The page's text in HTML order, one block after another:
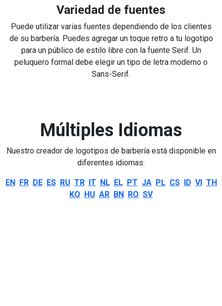
Variedad de fuentes
Puede utilizar varias fuentes dependiendo de los clientes
de su barbería. Puedes agregar un toque retro a tu logotipo
para un público de estilo libre con la fuente Serif. Un
peluquero formal debe elegir un tipo de letra moderno o
Sans-Serif.
Múltiples Idiomas
Nuestro creador de logotipos de barbería está disponible en
diferentes idiomas:
EN FR DE ES RU TR IT NL EL PT JA PL CS ID VI TH
KO HU AR BN RO SV